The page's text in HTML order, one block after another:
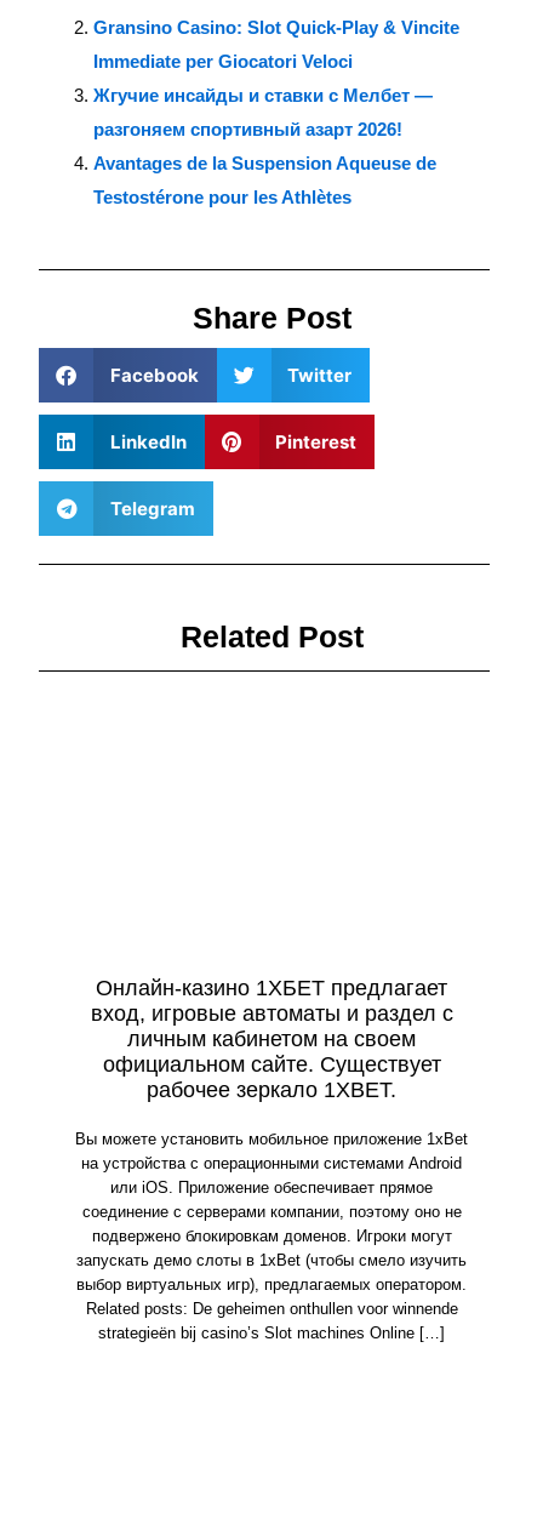
Gransino Casino: Slot Quick‑Play & Vincite
Immediate per Giocatori Veloci
Жгучие инсайды и ставки с Мелбет —
разгоняем спортивный азарт 2026!
Avantages de la Suspension Aqueuse de
Testostérone pour les Athlètes
Share Post
Facebook Twitter
LinkedIn Pinterest
Telegram
Related Post
Онлайн-казино 1ХБЕТ предлагает
вход, игровые автоматы и раздел с
личным кабинетом на своем
официальном сайте. Существует
рабочее зеркало 1XBET.
Вы можете установить мобильное приложение 1xBet
на устройства с операционными системами Android
или iOS. Приложение обеспечивает прямое
соединение с серверами компании, поэтому оно не
подвержено блокировкам доменов. Игроки могут
запускать демо слоты в 1xBet (чтобы смело изучить
выбор виртуальных игр), предлагаемых оператором.
Related posts: De geheimen onthullen voor winnende
strategieën bij casino’s Slot machines Online […]